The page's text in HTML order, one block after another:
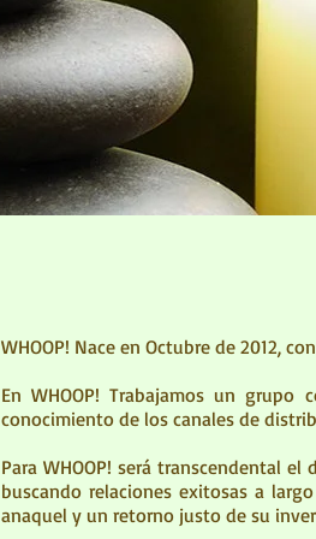
WHOOP! Nace en Octubre de 2012,
En WHOOP! Trabajamos un grupo
conocimiento de los canales de
Para WHOOP! será transcendental
buscando relaciones exitosas a
anaquel y un retorno justo de su